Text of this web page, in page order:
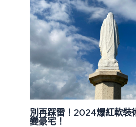
別再踩雷！2024爆紅軟裝
變豪宅！